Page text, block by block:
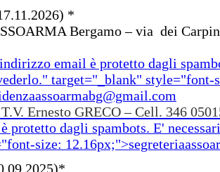
*
Bergamo – via dei
email è protetto dagli
" target="_blank" style="font-
T.V. Ernesto GRECO – Cell. 346
protetto dagli spambots. E'
size: 12.16px;">